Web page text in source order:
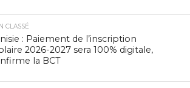
CLASSÉ
: Paiement de l’inscription
2026-2027 sera 100% digitale,
la BCT